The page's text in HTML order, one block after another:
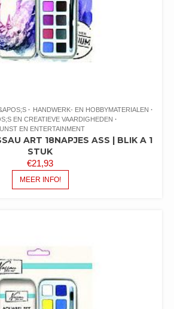
HANDWERK- EN HOBBYMATERIALEN
EN CREATIEVE VAARDIGHEDEN
EN ENTERTAINMENT
ART 18NAPJES ASS | BLIK A 1
STUK
€21,93
MEER INFO!